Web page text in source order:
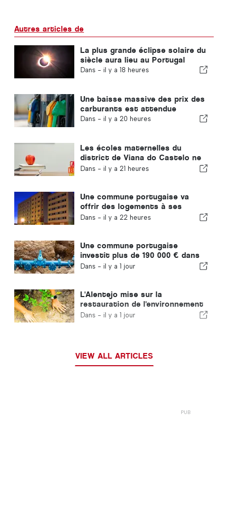
Autres articles de
La plus grande éclipse solaire du
siècle aura lieu au Portugal
Dans - il y a 18 heures
Une baisse massive des prix des
carburants est attendue
Dans - il y a 20 heures
Les écoles maternelles du
district de Viana do Castelo ne
fermeront pas au Portugal
Dans - il y a 21 heures
Une commune portugaise va
offrir des logements à ses
habitants
Dans - il y a 22 heures
Une commune portugaise
investit plus de 190 000 € dans
l'approvisionnement en eau
Dans - il y a 1 jour
L'Alentejo mise sur la
restauration de l'environnement
grâce aux fonds européens
Dans - il y a 1 jour
VIEW ALL ARTICLES